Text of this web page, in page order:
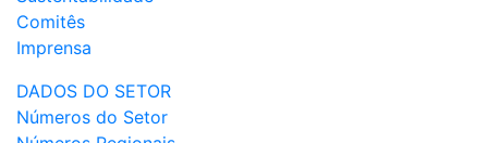
Comitês
Imprensa
DADOS DO SETOR
Números do Setor